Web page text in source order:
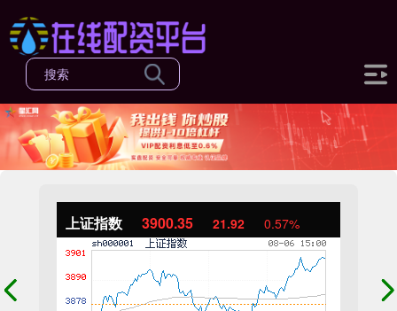
上证指数 3900.35 21.92 0.57%